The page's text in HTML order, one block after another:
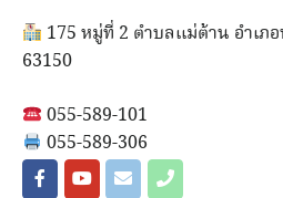
175 หมู่ที่ 2 ตำบลแม่ต้าน อำเภ
63150
055-589-101
055-589-306